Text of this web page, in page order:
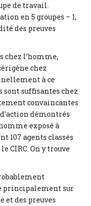
de travail.
en 5 groupes – 1,
des preuves
chez l’homme,
chez
à ce
sont suffisantes chez
convaincantes
démontrés
exposé à
107 agents classés
CIRC. On y trouve
principalement sur
et des preuves